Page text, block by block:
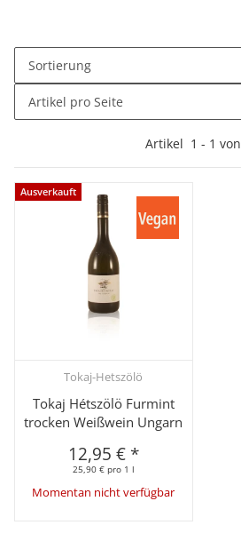
Sortierung
Artikel pro Seite
Artikel 1 - 1 von
Ausverkauft
Tokaj-Hetszölö
Tokaj Hétszölö Furmint
trocken Weißwein Ungarn
12,95 € *
25,90 € pro 1 l
Momentan nicht verfügbar